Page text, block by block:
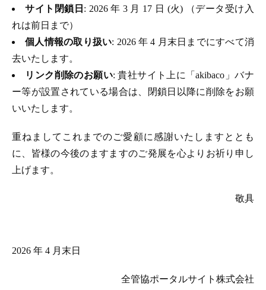
サイト閉鎖日 : 2026 年 3 月 17 日 (火) （データ受け入
れは前日まで）
個人情報の取り扱い: 2026 年 4 月末日までにすべて消
去いたします。
リンク削除のお願い: 貴社サイト上に「akibaco」バナ
ー等が設置されている場合は、閉鎖日以降に削除をお願
いいたします。
重ねましてこれまでのご愛顧に感謝いたしますととも
に、皆様の今後のますますのご発展を心よりお祈り申し
上げます。
敬具
2026 年 4 月末日
全管協ポータルサイト株式会社